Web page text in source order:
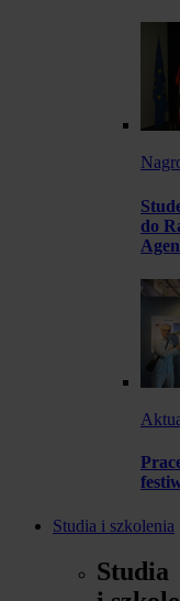
do
Studia i szkolenia
Studia